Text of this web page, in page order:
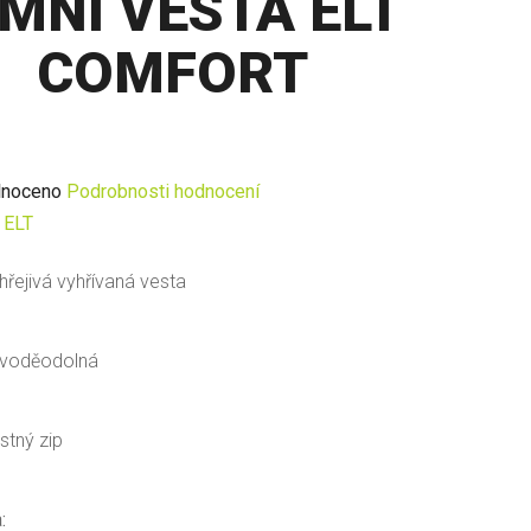
COMFORT
Podrobnosti hodnocení
ELT
vyhřívaná vesta
zip